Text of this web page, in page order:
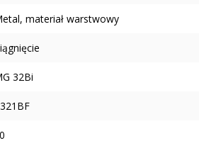
materiał warstwowy
32Bi